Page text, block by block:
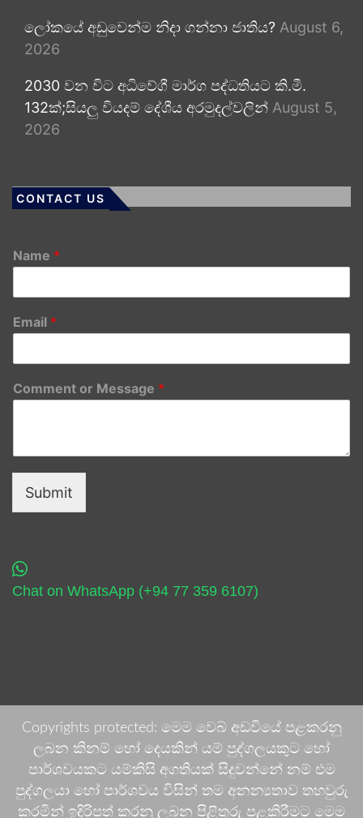
ලෝකයේ අඩුවෙන්ම නිදා ගන්නා ජාතිය? August 6,
2026
2030 වන විට අධිවේගී මාර්ග පද්ධතියට කි.මී.
132ක්;සියලු වියදම් දේශීය අරමුදල්වලින් August 5,
2026
CONTACT US
Name *
Email *
Comment or Message *
Submit
Chat on WhatsApp (+94 77 359 6107)
Copyrights protected: මෙම වෙබ් අඩවියේ පළකරනු
ලබන කිනම් හෝ දෙයකින් යම් පුද්ගලයකුට හෝ
පාර්ශවයකට යම්කිසි අගතියක් සිදුවන්නේ නම් එම
පුද්ගලයා හෝ පාර්ශවය විසින් තම අනන්‍යතාව තහවුරු
කරමින් ඉදිරිපත් කරනු ලබන පිළිතුරු පළකිරීමට මෙම